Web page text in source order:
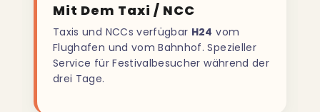
Mit Dem Taxi / NCC
Taxis und NCCs verfügbar H24 vom
Flughafen und vom Bahnhof. Spezieller
Service für Festivalbesucher während der
drei Tage.